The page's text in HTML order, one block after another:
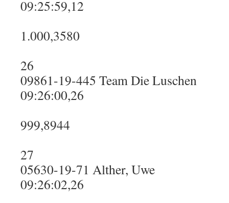
09:25:59,12
1.000,3580
26
09861-19-445 Team Die Luschen
09:26:00,26
999,8944
27
05630-19-71 Alther, Uwe
09:26:02,26